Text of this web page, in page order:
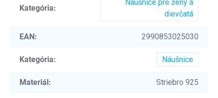
Kategória:
Náušnice pre ženy a
dievčatá
EAN : 2990853025030
Kategória: Náušnice
Materiál : Striebro 925